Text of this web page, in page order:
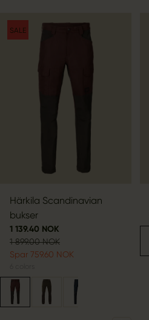
SALE
Härkila Scandinavian
bukser
1 139.40 NOK
1 899.00 NOK
Spar 759.60 NOK